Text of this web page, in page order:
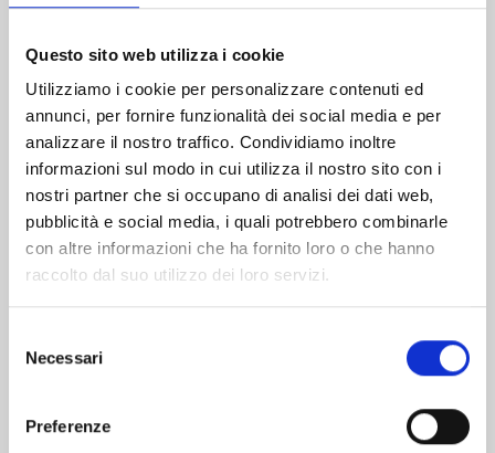
Questo sito web utilizza i cookie
Utilizziamo i cookie per personalizzare contenuti ed
annunci, per fornire funzionalità dei social media e per
analizzare il nostro traffico. Condividiamo inoltre
informazioni sul modo in cui utilizza il nostro sito con i
nostri partner che si occupano di analisi dei dati web,
pubblicità e social media, i quali potrebbero combinarle
con altre informazioni che ha fornito loro o che hanno
raccolto dal suo utilizzo dei loro servizi.
delNecessari
Preferenze
Altri volumi della serie